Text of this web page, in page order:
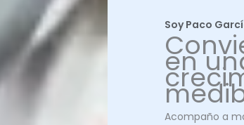
Soy Paco
en
Acompaño a